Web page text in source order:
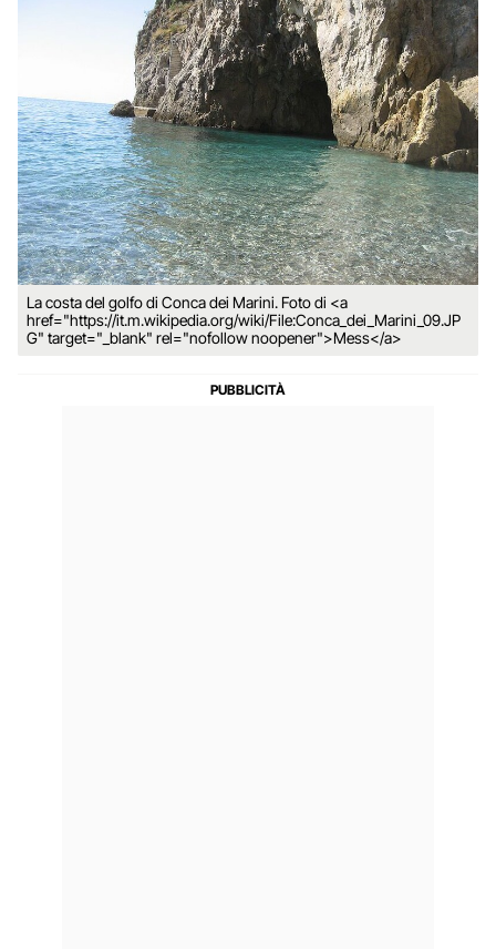
La costa del golfo di Conca dei Marini. Foto di <a
href="https://it.m.wikipedia.org/wiki/File:Conca_dei_Marini_09.JP
G" target="_blank" rel="nofollow noopener">Mess</a>